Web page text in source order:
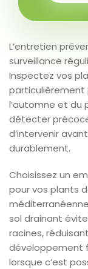
L’entretien
surveillance
Inspectez vos
particulièrement
l’automne et du
détecter
d’intervenir
durablement.
Choisissez un
pour vos plants
sol drainant
racines,
développement
lorsque c’est